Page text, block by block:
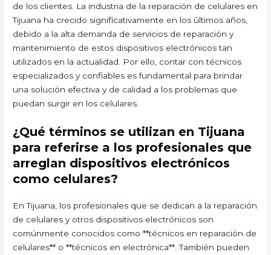
de los clientes. La industria de la reparación de celulares en
Tijuana ha crecido significativamente en los últimos años,
debido a la alta demanda de servicios de reparación y
mantenimiento de estos dispositivos electrónicos tan
utilizados en la actualidad. Por ello, contar con técnicos
especializados y confiables es fundamental para brindar
una solución efectiva y de calidad a los problemas que
puedan surgir en los celulares.
¿Qué términos se utilizan en Tijuana
para referirse a los profesionales que
arreglan dispositivos electrónicos
como celulares?
En Tijuana, los profesionales que se dedican a la reparación
de celulares y otros dispositivos electrónicos son
comúnmente conocidos como **técnicos en reparación de
celulares** o **técnicos en electrónica**. También pueden